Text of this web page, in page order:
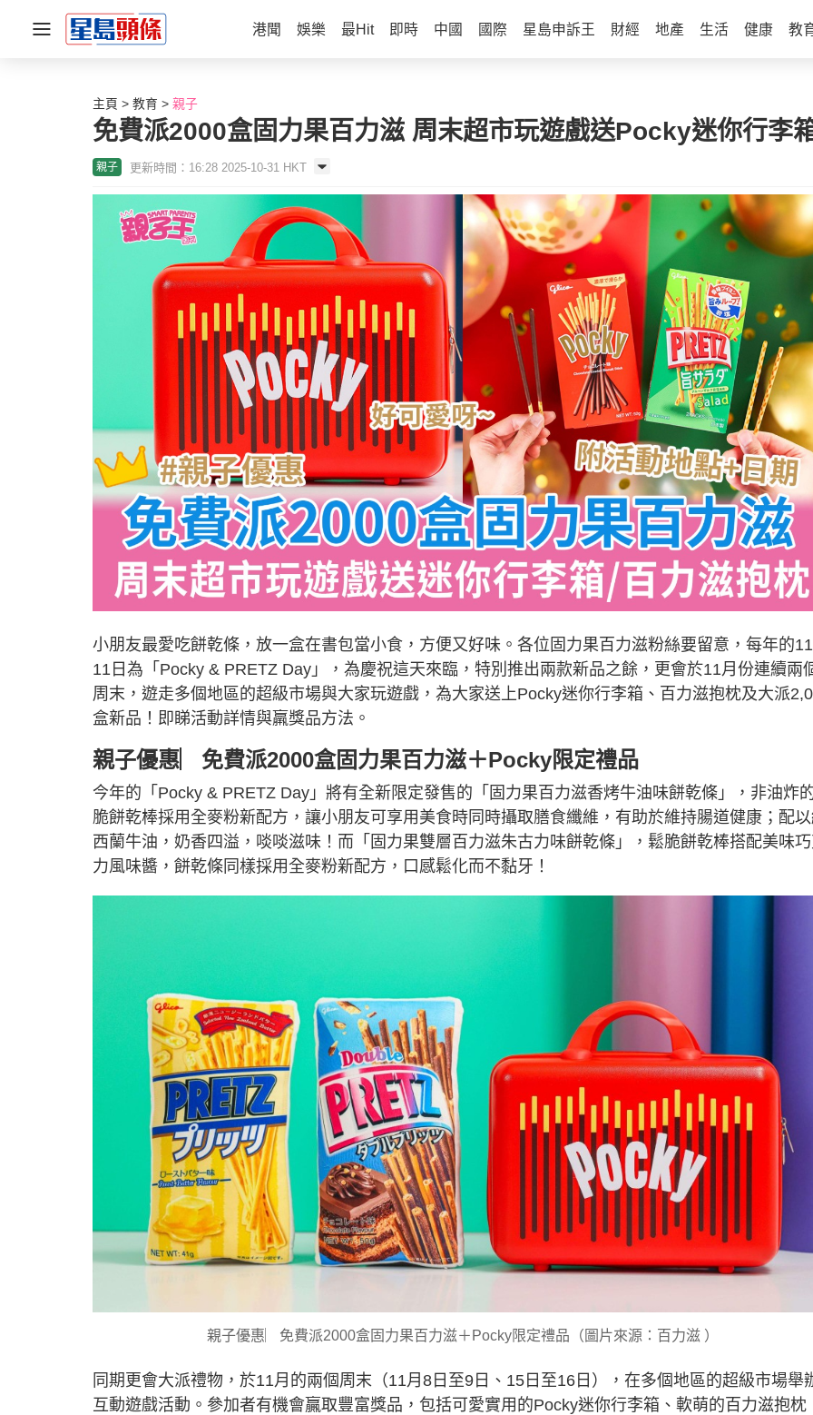
港聞 娛樂 最Hit 即時 中國 國際 星島申訴王 財經 地產 生活 健康 教
主頁 教育 親子
免費派2000盒固力果百力滋 周末超市玩遊戲送Pocky迷你行李
親子 更新時間：16:28 2025-10-31 HKT
小朋友最愛吃餅乾條，放一盒在書包當小食，方便又好味。各位固力果百力滋粉絲要留意，每年的
11日為「Pocky & PRETZ Day」，為慶祝這天來臨，特別推出兩款新品之餘，更會於11月份連續兩
周末，遊走多個地區的超級市場與大家玩遊戲，為大家送上Pocky迷你行李箱、百力滋抱枕及大派
盒新品！即睇活動詳情與羸獎品方法。
親子優惠︳免費派2000盒固力果百力滋＋Pocky限定禮品
今年的「Pocky & PRETZ Day」將有全新限定發售的「固力果百力滋香烤牛油味餅乾條」，非油炸
脆餅乾棒採用全麥粉新配方，讓小朋友可享用美食時同時攝取膳食纖維，有助於維持腸道健康；配
西蘭牛油，奶香四溢，啖啖滋味！而「固力果雙層百力滋朱古力味餅乾條」，鬆脆餅乾棒搭配美味
力風味醬，餅乾條同樣採用全麥粉新配方，口感鬆化而不黏牙！
親子優惠︳免費派2000盒固力果百力滋＋Pocky限定禮品（圖片來源：百力滋 ）
同期更會大派禮物，於11月的兩個周末（11月8日至9日、15日至16日），在多個地區的超級市場舉
互動遊戲活動。參加者有機會贏取豐富獎品，包括可愛實用的Pocky迷你行李箱、軟萌的百力滋抱枕